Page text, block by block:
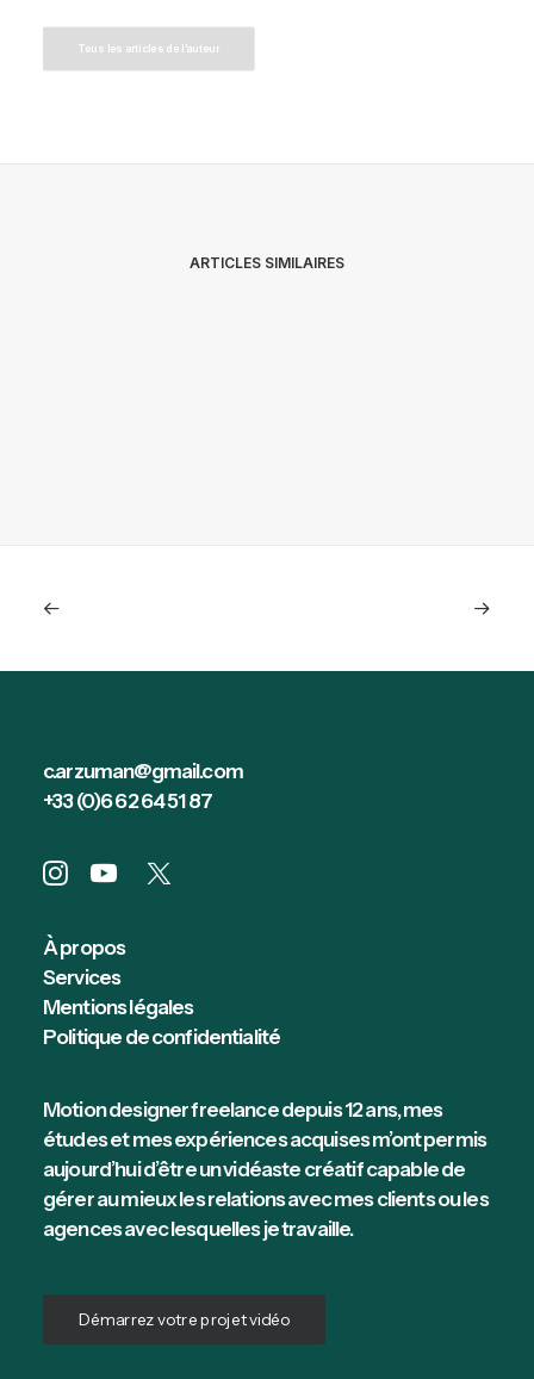
Tous les articles de l’auteur
ARTICLES SIMILAIRES
Un Freelance Motion Designer
c.arzuman@gmail.com
+33 (0)6 62 64 51 87
À propos
Services
Mentions légales
Politique de confidentialité
Motion designer freelance depuis 12 ans, mes
études et mes expériences acquises m’ont permis
aujourd’hui d’être un vidéaste créatif capable de
gérer au mieux les relations avec mes clients ou les
agences avec lesquelles je travaille.
Démarrez votre projet vidéo